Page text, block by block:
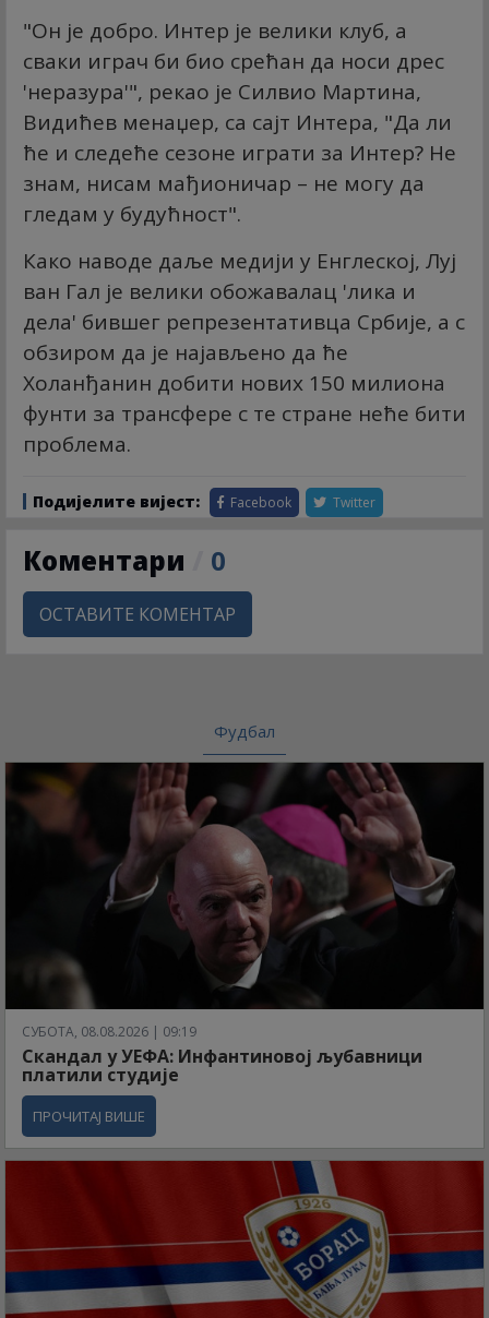
"Он је добро. Интер је велики клуб, а
сваки играч би био срећан да носи дрес
'неразура'", рекао је Силвио Мартина,
Видићев менаџер, са сајт Интера, "Да ли
ће и следеће сезоне играти за Интер? Не
знам, нисам мађионичар – не могу да
гледам у будућност".
Како наводе даље медији у Енглеској, Луј
ван Гал је велики обожавалац 'лика и
дела' бившег репрезентативца Србије, а с
обзиром да је најављено да ће
Холанђанин добити нових 150 милиона
фунти за трансфере с те стране неће бити
проблема.
Подијелите вијест: Facebook Twitter
Коментари 0
ОСТАВИТЕ КОМЕНТАР
Фудбал
СУБОТА, 08.08.2026 | 09:19
Скандал у УЕФА: Инфантиновој љубавници
платили студије
ПРОЧИТАЈ ВИШЕ